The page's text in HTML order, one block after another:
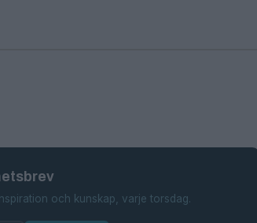
och kunskap, varje torsdag.